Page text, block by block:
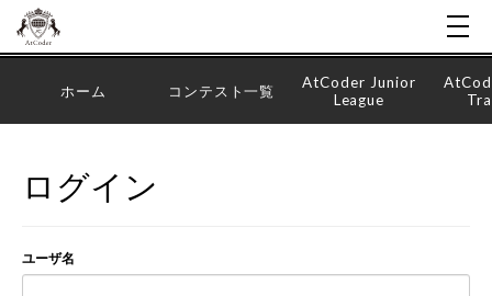
ホーム コンテスト一覧
AtCoder Junior
League
ログイン
ユーザ名